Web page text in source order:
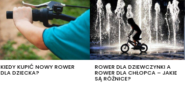
KIEDY KUPIĆ NOWY ROWER
DLA DZIECKA?
ROWER DLA DZIEWCZYNKI A
ROWER DLA CHŁOPCA – JAKIE
SĄ RÓŻNICE?